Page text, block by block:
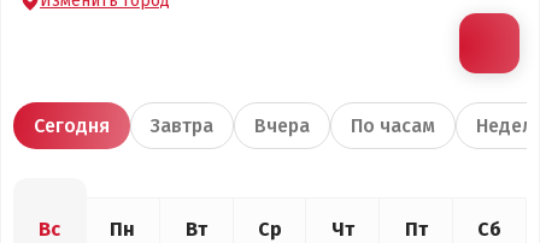
Сегодня Завтра Вчера По часам
Вс Пн Вт Ср Чт Пт Сб